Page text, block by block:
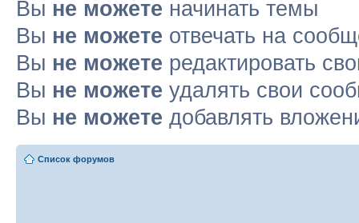
Вы не можете начинать темы
Вы не можете отвечать на
Вы не можете редактировать
Вы не можете удалять свои
Вы не можете добавлять
Список форумов